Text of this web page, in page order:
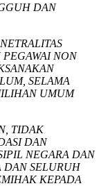
DAN
PEGAWAI NON
SELAMA
UMUM
TIDAK
DAN
NEGARA DAN
DAN SELURUH
KEPADA